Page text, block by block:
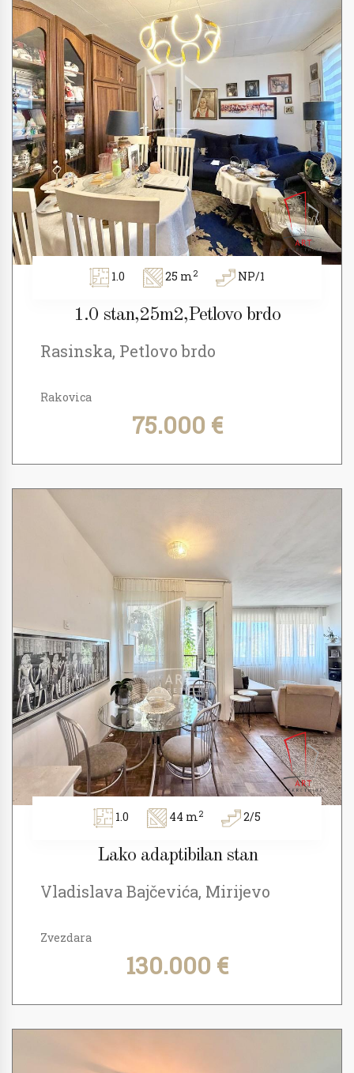
1.0 25 m2 NP/1
1.0 stan,25m2,Petlovo brdo
Rasinska, Petlovo brdo
Rakovica
75.000 €
1.0 44 m2 2/5
Lako adaptibilan stan
Vladislava Bajčevića, Mirijevo
Zvezdara
130.000 €